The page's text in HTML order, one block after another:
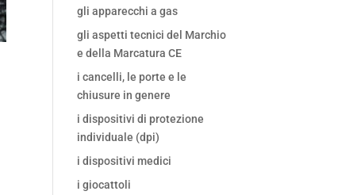
gli apparecchi a gas
gli aspetti tecnici del Marchio
e della Marcatura CE
i cancelli, le porte e le
chiusure in genere
i dispositivi di protezione
individuale (dpi)
i dispositivi medici
i giocattoli